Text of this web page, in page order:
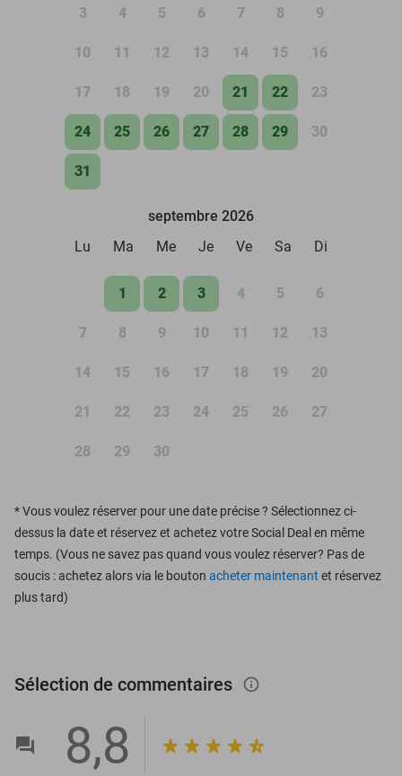
3 4 5 6 7 8 9
10 11 12 13 14 15 16
17 18 19 20 21 22 23
24 25 26 27 28 29 30
31
septembre 2026
Lu
Ma Me Je Ve Sa Di
1 2 3 4 5 6
7 8 9 10 11 12 13
14 15 16 17 18 19 20
21 22 23 24 25 26 27
28 29 30
*Vous voulez réserver pour une date précise ? Sélectionnez ci-
dessus la date et réservez et achetez votre Social Deal en même
temps. (Vous ne savez pas quand vous voulez réserver? Pas de
soucis : achetez alors via le bouton acheter maintenant et réservez
plus tard)
Sélection de commentaires info_outlined
8,8